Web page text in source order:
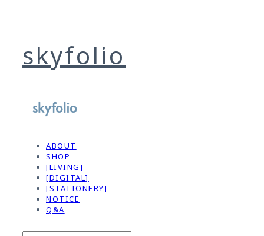
skyfolio
ABOUT
SHOP
[LIVING]
[DIGITAL]
[STATIONERY]
NOTICE
Q&A